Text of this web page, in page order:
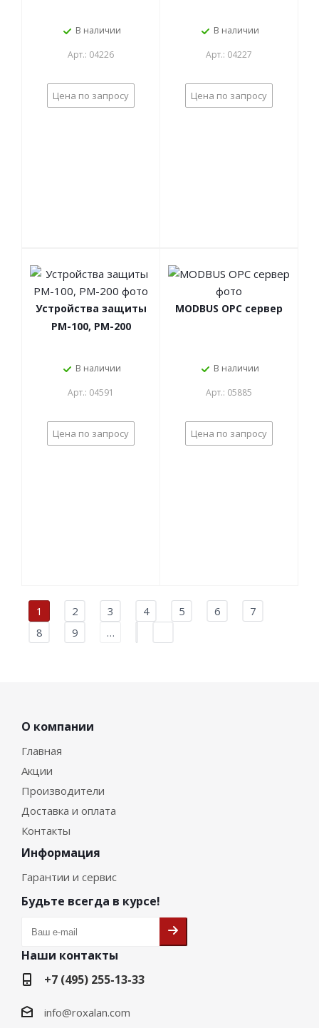
В наличии
Арт.: 04226
Цена по запросу
В наличии
Арт.: 04227
Цена по запросу
Устройства защиты
РМ-100, РМ-200
В наличии
Арт.: 04591
Цена по запросу
MODBUS OPC сервер
В наличии
Арт.: 05885
Цена по запросу
1 2 3 4 5 6
7
8
9 …
О компании
Главная
Акции
Производители
Доставка и оплата
Контакты
Информация
Гарантии и сервис
Будьте всегда в курсе!
Наши контакты
+7 (495) 255-13-33
info@roxalan.com